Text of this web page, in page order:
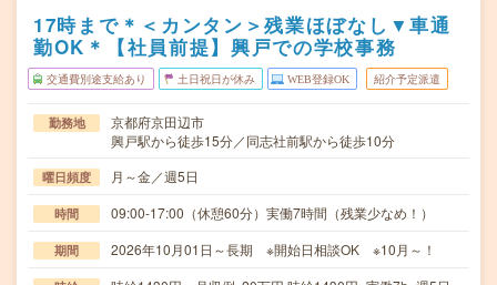
17時まで＊＜カンタン＞残業ほぼなし▼車通
勤OK＊【社員前提】興戸での学校事務
交通費別途支給あり 土日祝日が休み WEB登録OK 紹介予定派遣
勤務地
京都府京田辺市
興戸駅から徒歩15分／同志社前駅から徒歩10分
曜日頻度 月～金／週5日
時間 09:00-17:00（休憩60分）実働7時間（残業少なめ！）
期間 2026年10月01日～長期 ※開始日相談OK ※10月～！